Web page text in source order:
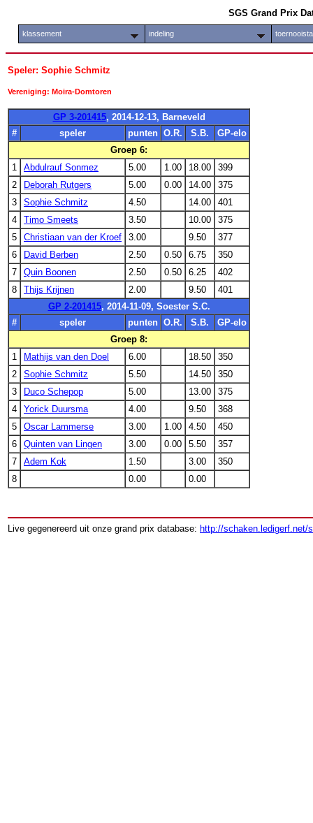
SGS Grand Prix
klassement indeling
Speler: Sophie Schmitz
Vereniging: Moira-Domtoren
GP 3-201415, 2014-12-13, Barneveld
#
speler punten O.R. S.B.
GP-elo
Groep 6:
1
Abdulrauf Sonmez 5.00 1.00 18.00
399
2
Deborah Rutgers 5.00 0.00 14.00
375
3
Sophie Schmitz 4.50 14.00
401
4
Timo Smeets 3.50 10.00
375
5
Christiaan van der Kroef 3.00 9.50
377
6
David Berben 2.50 0.50 6.75
350
7
Quin Boonen 2.50 0.50 6.25
402
8
Thijs Krijnen 2.00 9.50
401
GP 2-201415, 2014-11-09, Soester S.C.
#
speler punten O.R. S.B.
GP-elo
Groep 8:
1
Mathijs van den Doel 6.00 18.50
350
2
Sophie Schmitz 5.50 14.50
350
3
Duco Schepop 5.00 13.00
375
4
Yorick Duursma 4.00 9.50
368
5
Oscar Lammerse 3.00 1.00 4.50
450
6
Quinten van Lingen 3.00 0.00 5.50
357
7
Adem Kok 1.50 3.00
350
8
0.00 0.00
Live gegenereerd uit onze grand prix database: http://schaken.ledigerf.net/